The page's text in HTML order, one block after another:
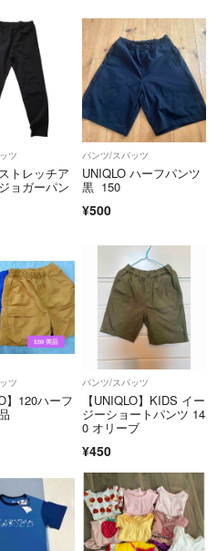
単品購入の方が優先される傾向があり
ください。
るため、現状日々が慌ただしく、ご質
なる傾向があります。発送については
させていただいております。
歓迎です^ ^
ブルにつきましてお品物に関しては
しれません。ご容赦ください。
残さなくて構いませんのでそのまま
すようお願い申し上げます。申請さ
ただきます
や支払いをしない方が出てきており
は承っておりません。それでもキャ
り」と評価に表示させていただきま
。
ものなどお客様都合に関しましての
す。
は責任を負えません。調査の協力はさ
ツ
トレッチア
ョガーパン
パンツ/スパッツ
UNIQLO ハーフパンツ
黒 150
¥500
ツ
】120ハーフ
パンツ/スパッツ
【UNIQLO】KIDS イー
ジーショートパンツ 14
0 オリーブ
¥450